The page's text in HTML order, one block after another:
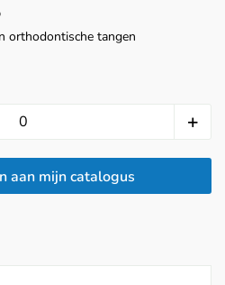
orthodontische tangen
aan mijn catalogus